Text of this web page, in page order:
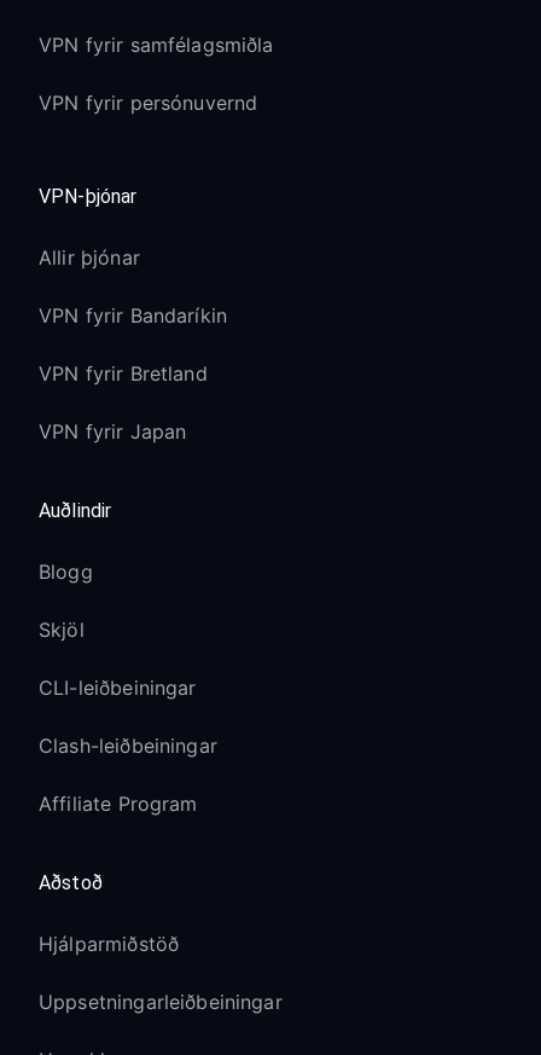
VPN fyrir samfélagsmiðla
VPN fyrir persónuvernd
VPN-þjónar
Allir þjónar
VPN fyrir Bandaríkin
VPN fyrir Bretland
VPN fyrir Japan
Auðlindir
Blogg
Skjöl
CLI-leiðbeiningar
Clash-leiðbeiningar
Affiliate Program
Aðstoð
Hjálparmiðstöð
Uppsetningarleiðbeiningar